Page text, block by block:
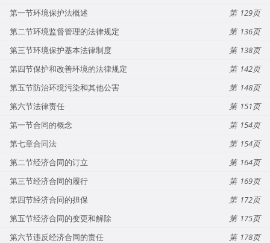
第一节环境保护法概述
129
第二节环境监督管理的法律规定
136
第三节环境保护基本法律制度
138
第四节保护和改善环境的法律规定
142
第五节防治环境污染和其他公害
148
第六节法律责任
151
第一节合同的概念
154
第七章合同法
154
第二节经济合同的订立
164
第三节经济合同的履行
169
第四节经济合同的担保
172
第五节经济合同的变更和解除
175
第六节违反经济合同的责任
178